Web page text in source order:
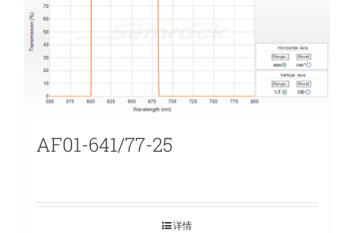
AF01-641/77-25
详情